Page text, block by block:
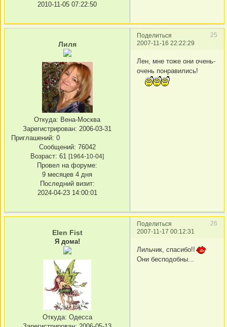
2010-11-05 07:22:50
Поделиться
25
2007-11-16 22:22:29
Лиля
Откуда: Вена-Москва
Зарегистрирован: 2006-03-31
Приглашений: 0
Сообщений: 76042
Возраст: 61 [1964-10-04]
Провел на форуме:
9 месяцев 4 дня
Последний визит:
2024-04-23 14:00:01
Лен, мне тоже они очень-
очень понравились!
Поделиться
26
2007-11-17 00:12:31
Elen Fist
Я дома!
Откуда: Одесса
Лильчик, спасибо!!
Они бесподобны...